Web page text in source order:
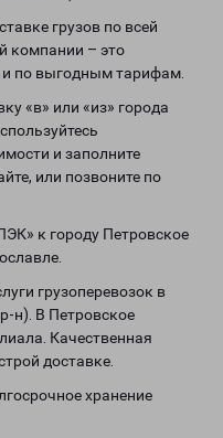
грузов по всей
компании – это
по выгодным тарифам.
«в» или «из» города
и заполните
или позвоните по
к городу Петровское
грузоперевозок в
н). В Петровское
Качественная
доставке.
хранение